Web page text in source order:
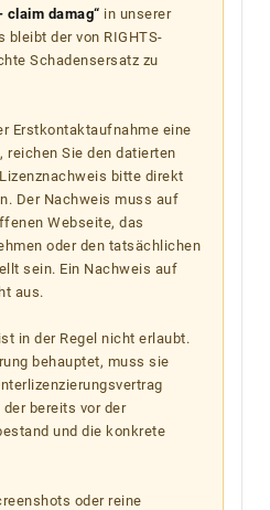
claim damag“ in unserer
bleibt der von RIGHTS-
Schadensersatz zu
Erstkontaktaufnahme eine
reichen Sie den datierten
bitte direkt
Der Nachweis muss auf
Webseite, das
oder den tatsächlichen
sein. Ein Nachweis auf
aus.
in der Regel nicht erlaubt.
behauptet, muss sie
bereits vor der
und die konkrete
oder reine